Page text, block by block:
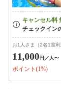
お1人さま（2名1室
11,000円 ／人〜
ポイント(1%)